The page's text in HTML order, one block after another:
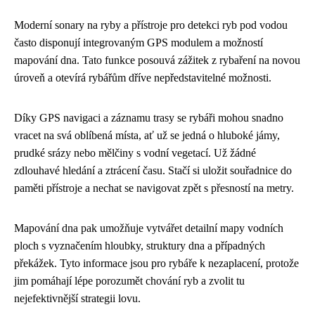
Moderní sonary na ryby a přístroje pro detekci ryb pod vodou
často disponují integrovaným GPS modulem a možností
mapování dna. Tato funkce posouvá zážitek z rybaření na novou
úroveň a otevírá rybářům dříve nepředstavitelné možnosti.
Díky GPS navigaci a záznamu trasy se rybáři mohou snadno
vracet na svá oblíbená místa, ať už se jedná o hluboké jámy,
prudké srázy nebo mělčiny s vodní vegetací. Už žádné
zdlouhavé hledání a ztrácení času. Stačí si uložit souřadnice do
paměti přístroje a nechat se navigovat zpět s přesností na metry.
Mapování dna pak umožňuje vytvářet detailní mapy vodních
ploch s vyznačením hloubky, struktury dna a případných
překážek. Tyto informace jsou pro rybáře k nezaplacení, protože
jim pomáhají lépe porozumět chování ryb a zvolit tu
nejefektivnější strategii lovu.